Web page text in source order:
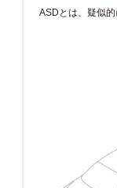
ASDとは、疑似